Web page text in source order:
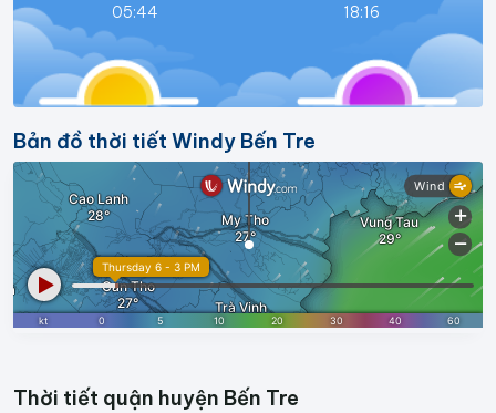
05:44 18:16
Bản đồ thời tiết Windy Bến Tre
Thời tiết quận huyện Bến Tre